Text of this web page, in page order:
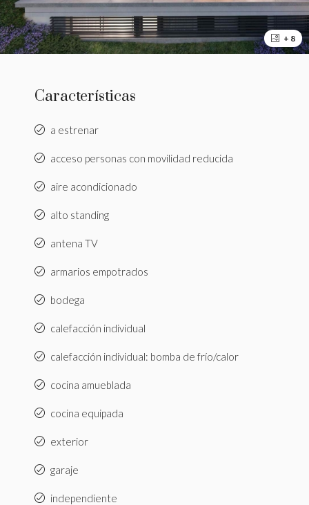
+ 8
Características
a estrenar
acceso personas con movilidad reducida
aire acondicionado
alto standing
antena TV
armarios empotrados
bodega
calefacción individual
calefacción individual: bomba de frío/calor
cocina amueblada
cocina equipada
exterior
garaje
independiente